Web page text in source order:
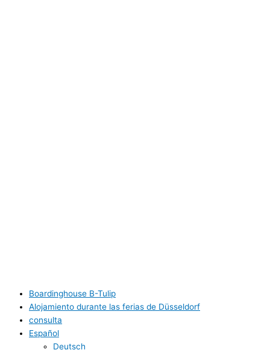
Boardinghouse B-Tulip
Alojamiento durante las ferias de Düsseldorf
consulta
Español
Deutsch